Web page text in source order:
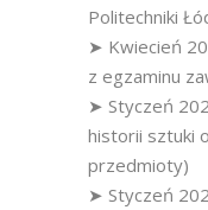
Politechniki
➤ Kwiecień
z egzaminu
➤ Styczeń
historii sztuki
przedmioty)
➤ Styczeń